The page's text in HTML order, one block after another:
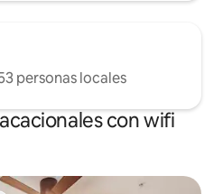
personas locales
con wifi